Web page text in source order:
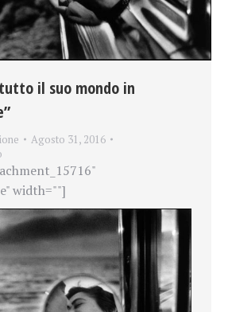
il suo mondo in
Agosto 31, 2016
width=""]